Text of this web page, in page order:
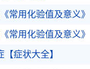
常用化验值及意义》
常用化验值及意义》
【症状大全】